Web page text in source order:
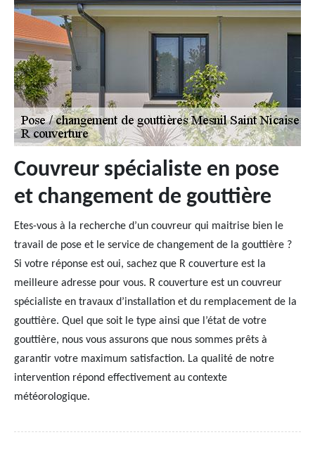
Couvreur spécialiste en pose
et changement de gouttière
Etes-vous à la recherche d’un couvreur qui maitrise bien le
travail de pose et le service de changement de la gouttière ?
Si votre réponse est oui, sachez que R couverture est la
meilleure adresse pour vous. R couverture est un couvreur
spécialiste en travaux d’installation et du remplacement de la
gouttière. Quel que soit le type ainsi que l’état de votre
gouttière, nous vous assurons que nous sommes prêts à
garantir votre maximum satisfaction. La qualité de notre
intervention répond effectivement au contexte
météorologique.